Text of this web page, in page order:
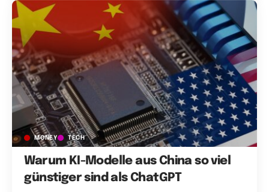
MONEY TECH
Warum KI-Modelle aus China so viel
günstiger sind als ChatGPT